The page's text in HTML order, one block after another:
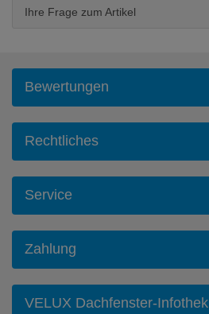
Ihre Frage zum Artikel
Bewertungen
Rechtliches
Service
Zahlung
VELUX Dachfenster-Infothek